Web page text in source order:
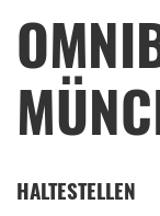
HALTESTELLEN